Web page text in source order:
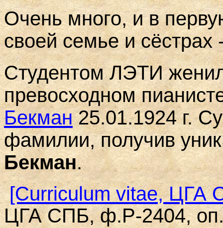
Очень много, и в
своей семье и сёстрах
Студентом ЛЭТИ
превосходном
Бекман25.01.1924 г.
фамилии, получив
Бекман.
[Curriculum vitae, ЦГА
ЦГА СПБ, ф.Р-2404,